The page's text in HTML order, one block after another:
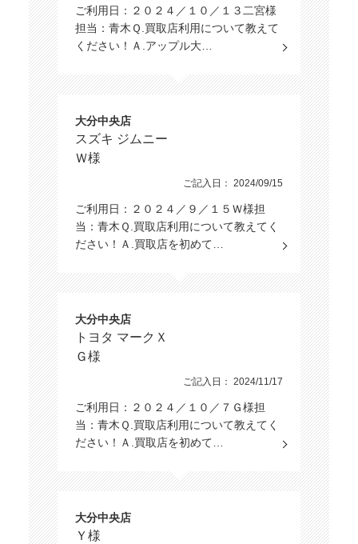
ご利用日：２０２４／１０／１３二宮様
担当：青木Ｑ.買取店利用について教えて
ください！Ａ.アップル大…
大分中央店
スズキ ジムニー
Ｗ様
ご記入日： 2024/09/15
ご利用日：２０２４／９／１５Ｗ様担
当：青木Ｑ.買取店利用について教えてく
ださい！Ａ.買取店を初めて…
大分中央店
トヨタ マークＸ
Ｇ様
ご記入日： 2024/11/17
ご利用日：２０２４／１０／７Ｇ様担
当：青木Ｑ.買取店利用について教えてく
ださい！Ａ.買取店を初めて…
大分中央店
Ｙ様